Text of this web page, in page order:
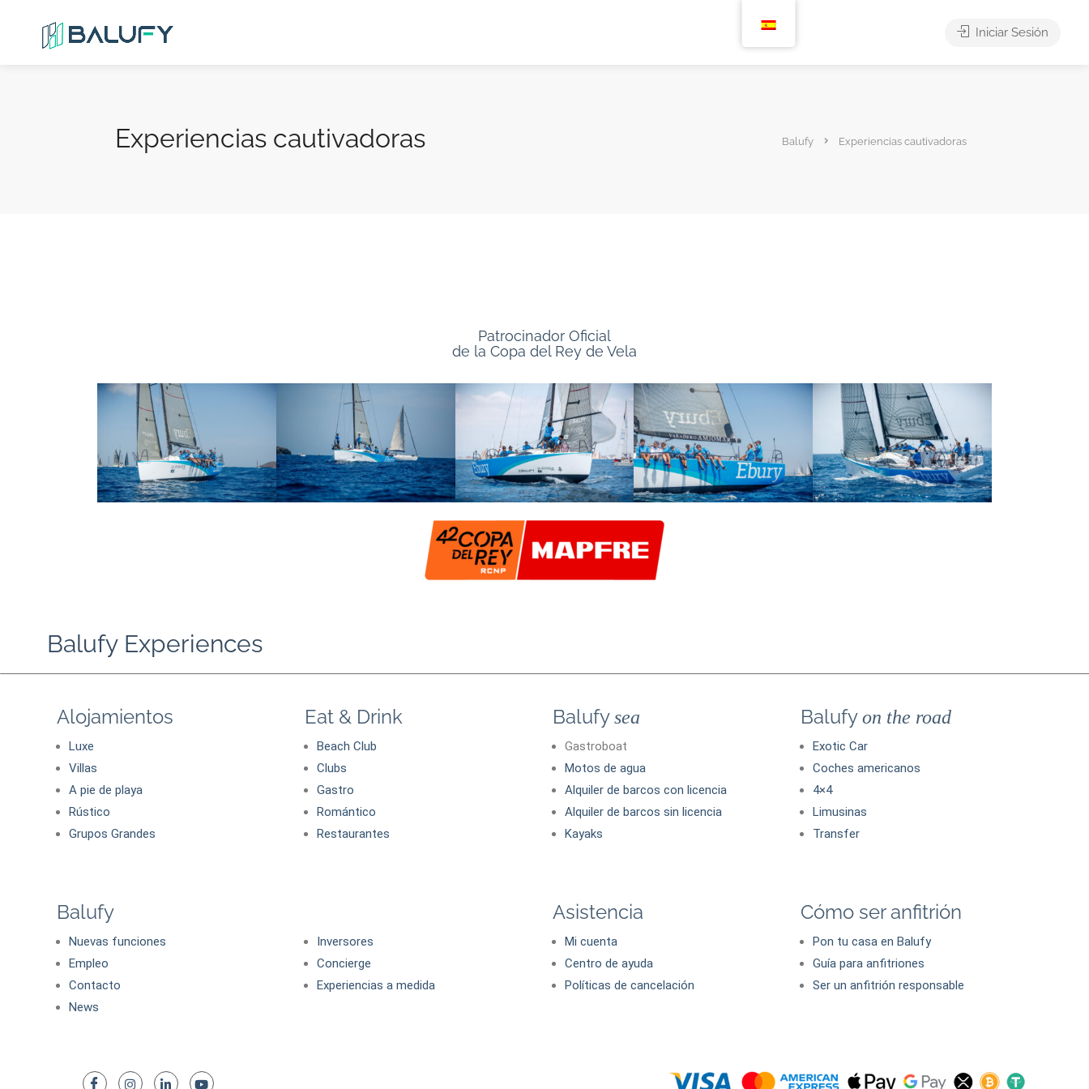
Iniciar Sesión
Experiencias cautivadoras Balufy Experiencias cautivadoras
Patrocinador Oficial
de la Copa del Rey de Vela
Balufy Experiences
Alojamientos
Luxe
Villas
A pie de playa
Rústico
Grupos Grandes
Eat & Drink
Beach Club
Clubs
Gastro
Romántico
Restaurantes
Balufysea
Gastroboat
Motos de agua
Alquiler de barcos con licencia
Alquiler de barcos sin licencia
Kayaks
Balufyon the road
Exotic Car
Coches americanos
4×4
Limusinas
Transfer
Balufy
Nuevas funciones
Empleo
Contacto
News
Inversores
Concierge
Experiencias a medida
Asistencia
Mi cuenta
Centro de ayuda
Políticas de cancelación
Cómo ser anfitrión
Pon tu casa en Balufy
Guía para anfitriones
Ser un anfitrión responsable